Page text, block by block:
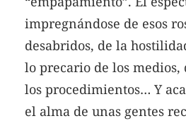
impregnándose de esos
desabridos, de la
lo precario de los
los procedimientos… Y
el alma de unas gentes